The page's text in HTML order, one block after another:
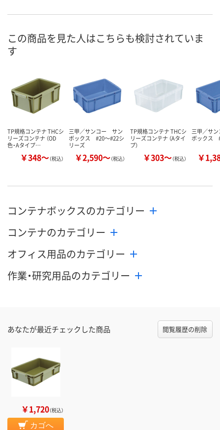
さ
お申込番
号
お届け日 8月7日（金） 8月7日（金） 8月7日（金）
カゴへ カゴへ カ
この商品を見た人はこちらも検討されていま
す
TP規格コンテナ THCシ
リーズコンテナ （OD
色・Aタイプ…
￥348～（税込）
三甲／サンコー サン
ボックス #20～#22シ
リーズ
￥2,590～（税込）
TP規格コンテナ THCシ
リーズコンテナ （Aタイ
プ）
￥303～（税込）
三甲／サ
ボックス
￥
コンテナボックスのカテゴリー
コンテナのカテゴリー
オフィス用品のカテゴリー
作業・研究用品のカテゴリー
あなたが最近チェックした商品 閲覧履歴の削除
￥1,720（税込）
カゴへ